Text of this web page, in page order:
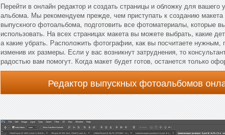
Перейти в онлайн редактор и создать страницы и обложку для вашего
альбома. Мы рекомендуем прежде, чем приступать к созданию макета
выпускного фотоальбома, подготовить все фотоматериалы, которые
использовать. На всех страницах макета вы можете выбрать, какие
а какие убрать. Расположить фотографии, как вы посчитаете нужным,
изменив их размеры. Если у вас возникнут затруднения, то
радостью вам помогут. Когда макет будет готов, останется только
Редактор выпускных фотоальбомов